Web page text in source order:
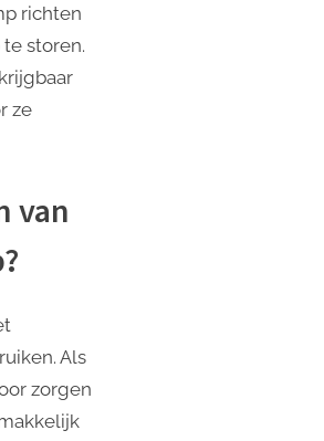
richten
storen.
ze
van
Als
zorgen